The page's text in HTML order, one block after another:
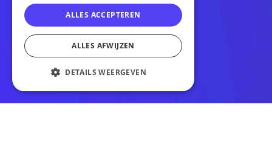
OVERIG
Cases
Over ons
ALLES ACCEPTEREN
ALLES AFWIJZEN
DETAILS WEERGEVEN